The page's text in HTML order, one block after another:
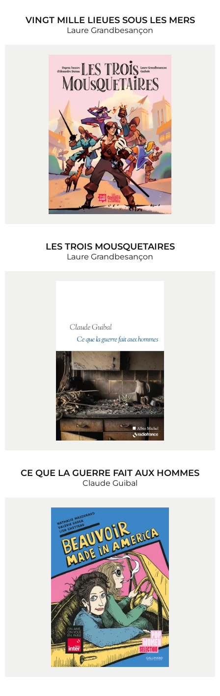
VINGT MILLE LIEUES SOUS LES MERS
Laure Grandbesançon
LES TROIS MOUSQUETAIRES
Laure Grandbesançon
CE QUE LA GUERRE FAIT AUX HOMMES
Claude Guibal